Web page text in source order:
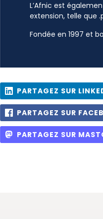
L’Afnic est
extension, telle que
Fondée en 1997 et
PARTAGEZ SUR
PARTAGEZ SUR
PARTAGEZ SUR